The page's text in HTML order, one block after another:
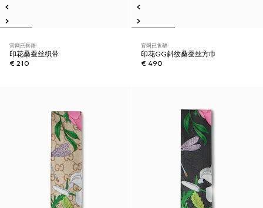
官网已售罄
印花桑蚕丝织带
€ 210
官网已售罄
印花GG斜纹桑蚕丝方巾
€ 490